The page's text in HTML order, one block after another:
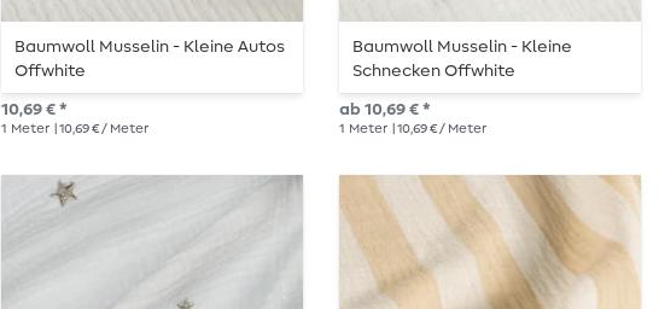
Baumwoll Musselin - Kleine Autos
Offwhite
10,69 € *
1 Meter | 10,69 € / Meter
Baumwoll Musselin - Kleine
Schnecken Offwhite
ab 10,69 € *
1 Meter | 10,69 € / Meter